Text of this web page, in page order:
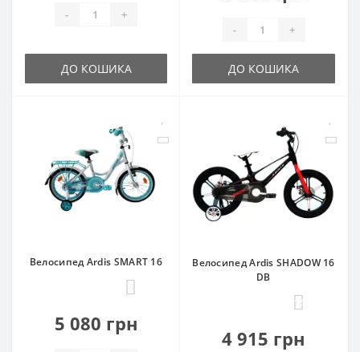
- +
ДО КОШИКА
- +
ДО КОШИКА
Велосипед Ardis SMART 16
5 080 грн
Велосипед Ardis SHADOW 16
DB
12
4 915 грн